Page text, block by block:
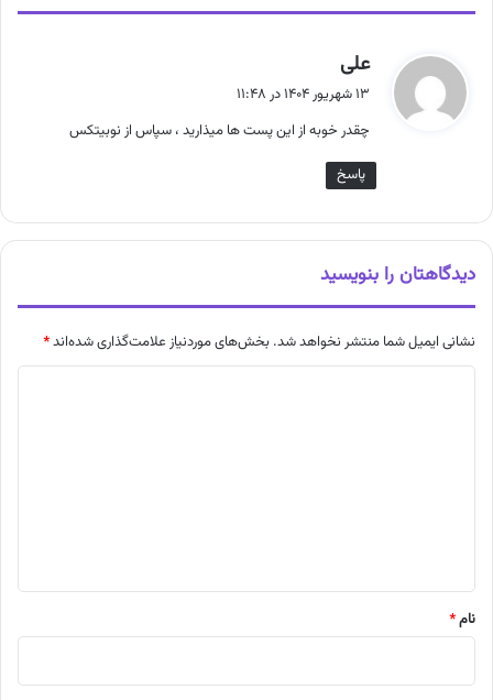
علی
ت
:
۱۳ شهریور ۱۴۰۴ در ۱۱:۴۸
چقدر خوبه از این پست ها میذارید ، سپاس از نوبیتکس
پاسخ
دیدگاهتان را بنویسید
نشانی ایمیل شما منتشر نخواهد شد. بخش‌های موردنیاز علامت‌گذاری شده‌اند*
نام*